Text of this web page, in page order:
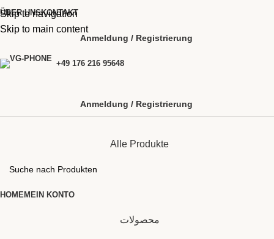
Skip to navigation
Skip to main content
ÜBER UNSKONTAKT
Anmeldung / Registrierung
+49 176 216 95648
Anmeldung / Registrierung
Alle Produkte
HOMEMEIN KONTO
محصولات